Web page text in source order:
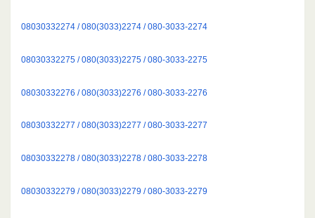
08030332274 / 080(3033)2274 / 080-3033-2274
08030332275 / 080(3033)2275 / 080-3033-2275
08030332276 / 080(3033)2276 / 080-3033-2276
08030332277 / 080(3033)2277 / 080-3033-2277
08030332278 / 080(3033)2278 / 080-3033-2278
08030332279 / 080(3033)2279 / 080-3033-2279